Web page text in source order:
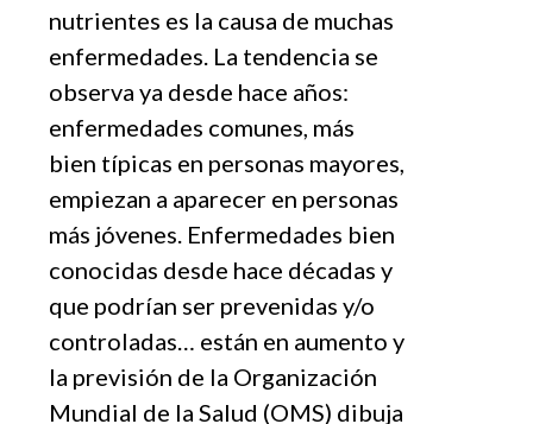
nutrientes es la causa de muchas
enfermedades. La tendencia se
observa ya desde hace años:
enfermedades comunes, más
bien típicas en personas mayores,
empiezan a aparecer en personas
más jóvenes. Enfermedades bien
conocidas desde hace décadas y
que podrían ser prevenidas y/o
controladas… están en aumento y
la previsión de la Organización
Mundial de la Salud (OMS) dibuja